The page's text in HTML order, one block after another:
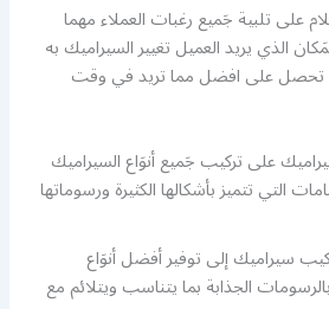
على تلبية جَميع رغبات العملاء مهما
الذي يريد العميل تغيير السيراميك به
تحصل على افضل مما تريد في وقت
على تركيب جَميع أنوَاع السيراميك
التي تتميز بأشكالها الكثيرة ورسوماتها
سيراميك إلى توفير أفضل أنوَاع
الجذابة بما يتناسب ويتلائم مع